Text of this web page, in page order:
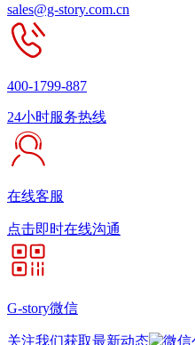
sales@g-story.com.cn
400-1799-887
24小时服务热线
在线客服
点击即时在线沟通
G-story微信
关注我们获取最新动态